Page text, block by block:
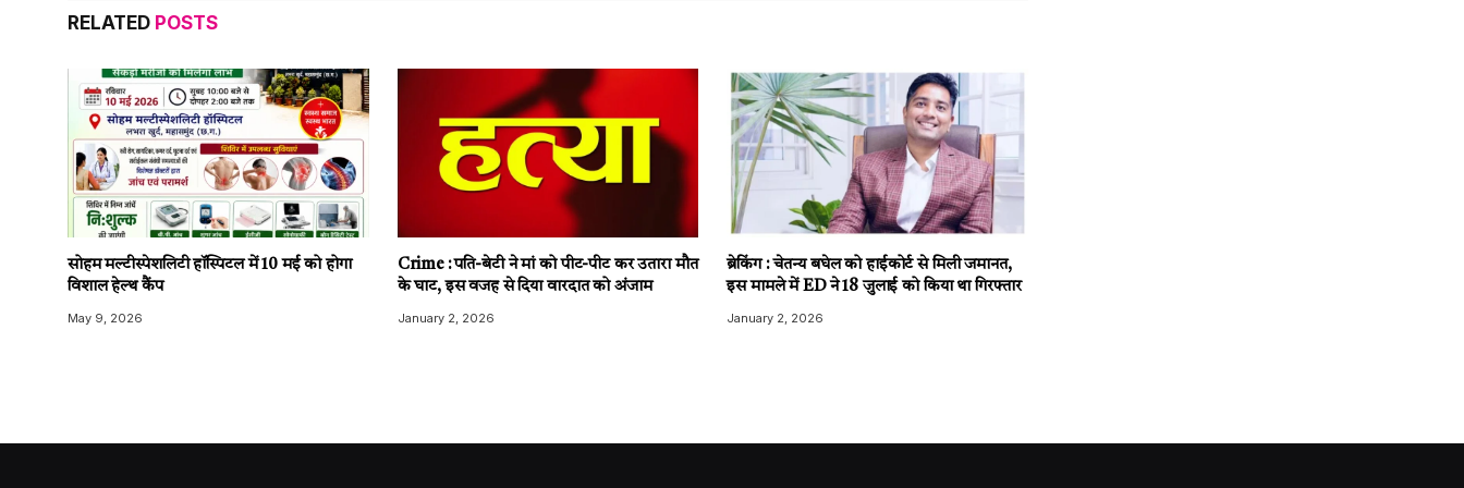
RELATED POSTS
सोहम मल्टीस्पेशलिटी हॉस्पिटल में 10 मई को होगा
विशाल हेल्थ कैंप
May 9, 2026
Crime : पति-बेटी ने मां को पीट-पीट कर उतारा मौत
के घाट, इस वजह से दिया वारदात को अंजाम
January 2, 2026
ब्रेकिंग : चेतन्य बघेल को हाईकोर्ट से मिली जमानत,
इस मामले में ED ने 18 जुलाई को किया था गिरफ्तार
January 2, 2026